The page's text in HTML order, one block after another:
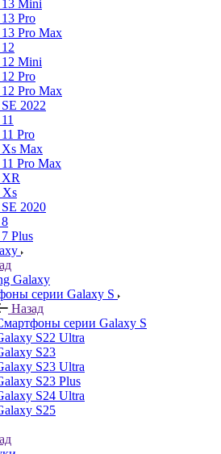
13 Mini
Pro
Pro Max
12 Mini
Pro
Pro Max
2022
Pro
Xs Max
Pro Max
XR
Xs
2020
Plus
Galaxy
серии Galaxy S
Назад
серии Galaxy S
S22 Ultra
S23
S23 Ultra
S23 Plus
S24 Ultra
S25